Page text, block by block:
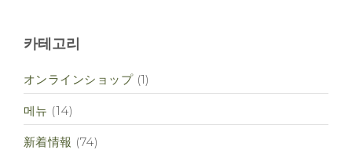
카테고리
オンラインショップ(1)
메뉴 (14)
新着情報 (74)